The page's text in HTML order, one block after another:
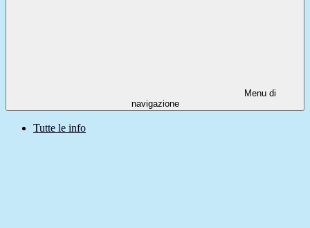
Menu di
navigazione
Tutte le info